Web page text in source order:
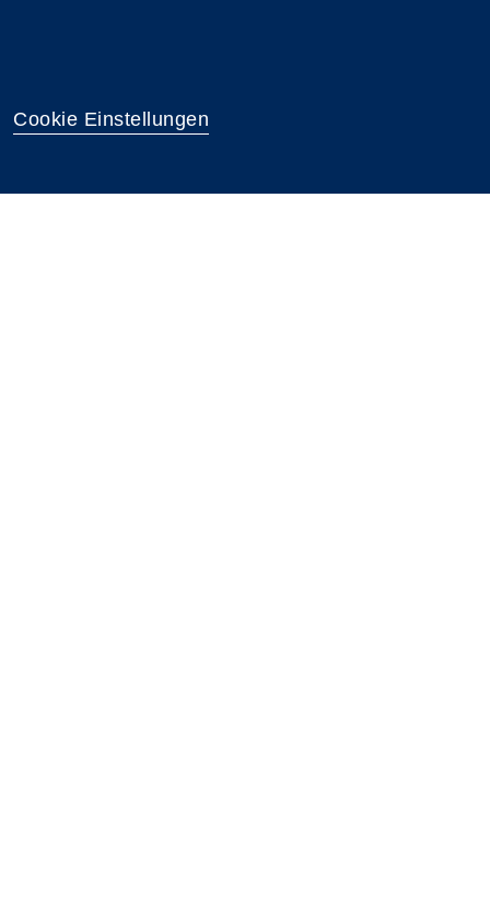
Cookie Einstellungen